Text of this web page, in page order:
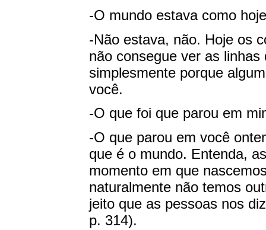
-O mundo estava como
-Não estava, não. Hoje os
não consegue ver as
simplesmente porque
você.
-O que foi que parou em
-O que parou em você
que é o mundo. Entenda,
momento em que
naturalmente não temos
jeito que as pessoas nos
p. 314).